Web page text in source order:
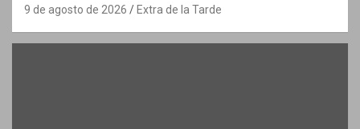
9 de agosto de 2026 Extra de la Tarde